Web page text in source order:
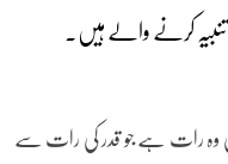
کرنے والے ہیں۔
وہ رات ہے جو قدر کی رات سے